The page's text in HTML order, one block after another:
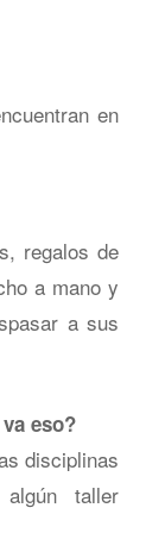
en
regalos de
a mano y
a sus
eso?
disciplinas
taller